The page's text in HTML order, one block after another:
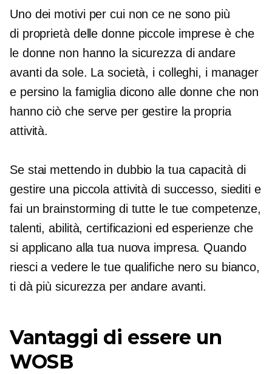
Uno dei motivi per cui non ce ne sono più
di proprietà delle donnepiccole imprese è che
le donne non hanno la sicurezza di andare
avanti da sole. La società, i colleghi, i manager
e persino la famiglia dicono alle donne che non
hanno ciò che serve per gestire la propria
attività.
Se stai mettendo in dubbio la tua capacità di
gestire una piccola attività di successo, siediti e
fai un brainstorming di tutte le tue competenze,
talenti, abilità, certificazioni ed esperienze che
si applicano alla tua nuova impresa. Quando
riesci a vedere le tue qualifiche nero su bianco,
ti dà più sicurezza per andare avanti.
Vantaggi di essere un
WOSB